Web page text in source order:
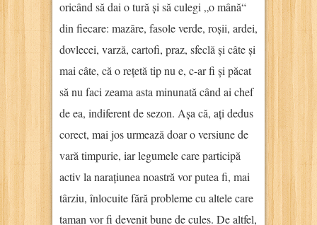
oricând să dai o tură și să culegi „o mână“
din fiecare: mazăre, fasole verde, roșii, ardei,
dovlecei, varză, cartofi, praz, sfeclă și câte și
mai câte, că o rețetă tip nu e, c-ar fi și păcat
să nu faci zeama asta minunată când ai chef
de ea, indiferent de sezon. Așa că, ați dedus
corect, mai jos urmează doar o versiune de
vară timpurie, iar legumele care participă
activ la narațiunea noastră vor putea fi, mai
târziu, înlocuite fără probleme cu altele care
taman vor fi devenit bune de cules. De altfel,